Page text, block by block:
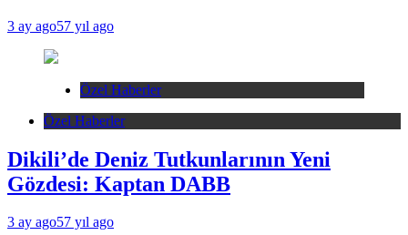
3 ay ago57 yıl ago
Özel Haberler
Özel Haberler
Dikili’de Deniz Tutkunlarının Yeni
Gözdesi: Kaptan DABB
3 ay ago57 yıl ago